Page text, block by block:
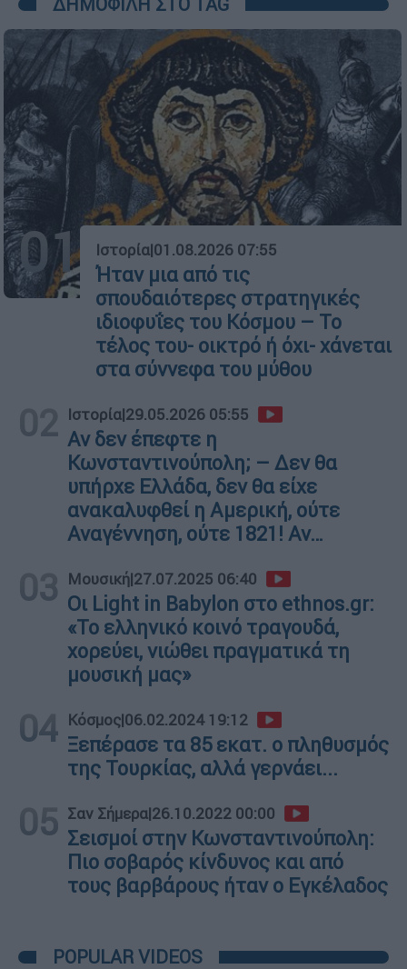
01 Ιστορία|01.08.2026 07:55
Ήταν μια από τις
σπουδαιότερες στρατηγικές
ιδιοφυΐες του Κόσμου – Το
τέλος του- οικτρό ή όχι- χάνεται
στα σύννεφα του μύθου
02 Ιστορία|29.05.2026 05:55
Αν δεν έπεφτε η
Κωνσταντινούπολη; – Δεν θα
υπήρχε Ελλάδα, δεν θα είχε
ανακαλυφθεί η Αμερική, ούτε
Αναγέννηση, ούτε 1821! Αν…
03 Μουσική|27.07.2025 06:40
Οι Light in Babylon στο ethnos.gr:
«Το ελληνικό κοινό τραγουδά,
χορεύει, νιώθει πραγματικά τη
μουσική μας»
04 Κόσμος|06.02.2024 19:12
Ξεπέρασε τα 85 εκατ. ο πληθυσμός
της Τουρκίας, αλλά γερνάει...
05 Σαν Σήμερα|26.10.2022 00:00
Σεισμοί στην Κωνσταντινούπολη:
Πιο σοβαρός κίνδυνος και από
τους βαρβάρους ήταν ο Εγκέλαδος
POPULAR VIDEOS